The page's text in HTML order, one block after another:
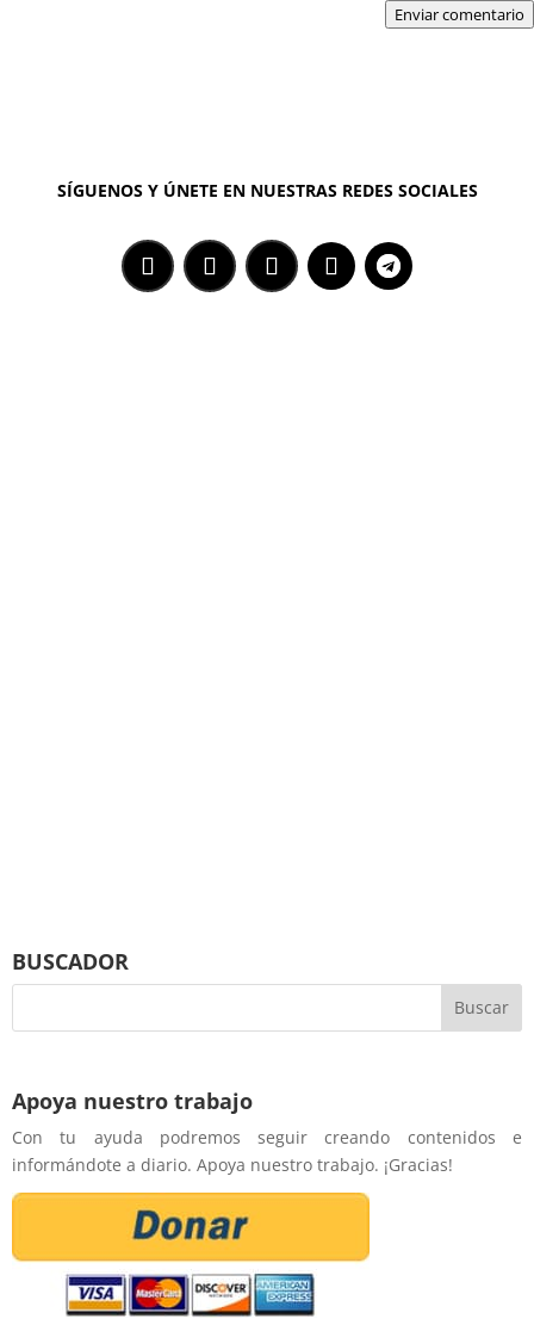
Enviar comentario
SÍGUENOS Y ÚNETE EN NUESTRAS REDES SOCIALES
BUSCADOR
Apoya nuestro trabajo
Con tu ayuda podremos seguir creando contenidos e
informándote a diario. Apoya nuestro trabajo. ¡Gracias!